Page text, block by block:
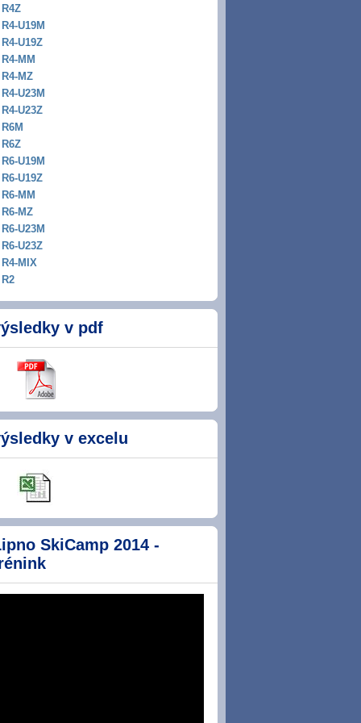
R4Z
R4-U19M
R4-U19Z
R4-MM
R4-MZ
R4-U23M
R4-U23Z
R6M
R6Z
R6-U19M
R6-U19Z
R6-MM
R6-MZ
R6-U23M
R6-U23Z
R4-MIX
R2
v pdf
v excelu
SkiCamp 2014 -